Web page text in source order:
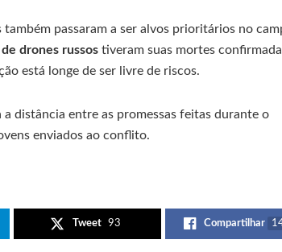
passaram a ser alvos prioritários no
drones russos tiveram suas mortes
está longe de ser livre de riscos.
distância entre as promessas feitas durante o
enviados ao conflito.
Tweet 93 Compartilhar